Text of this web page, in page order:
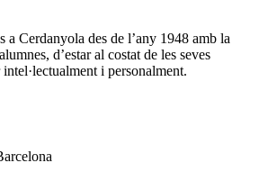
a Cerdanyola des de l’any 1948 amb la
d’estar al costat de les seves
i personalment.